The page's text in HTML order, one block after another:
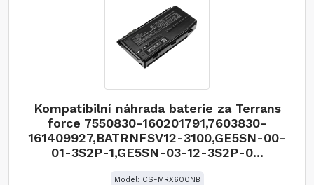
Kompatibilní náhrada baterie za Terrans
force 7550830-160201791,7603830-
161409927,BATRNFSV12-3100,GE5SN-00-
01-3S2P-1,GE5SN-03-12-3S2P-0...
Model: CS-MRX600NB